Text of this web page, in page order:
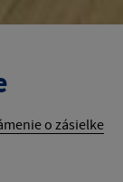
o zásielke